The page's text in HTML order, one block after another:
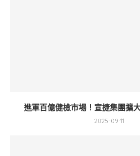
進軍百億健檢市場！宣捷集團
2025-09-11